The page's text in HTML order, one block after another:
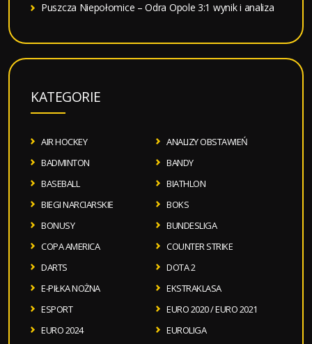
Puszcza Niepołomice – Odra Opole 3:1 wynik i analiza
KATEGORIE
AIR HOCKEY
ANALIZY OBSTAWIEŃ
BADMINTON
BANDY
BASEBALL
BIATHLON
BIEGI NARCIARSKIE
BOKS
BONUSY
BUNDESLIGA
COPA AMERICA
COUNTER STRIKE
DARTS
DOTA 2
E-PIŁKA NOŻNA
EKSTRAKLASA
ESPORT
EURO 2020 / EURO 2021
EURO 2024
EUROLIGA